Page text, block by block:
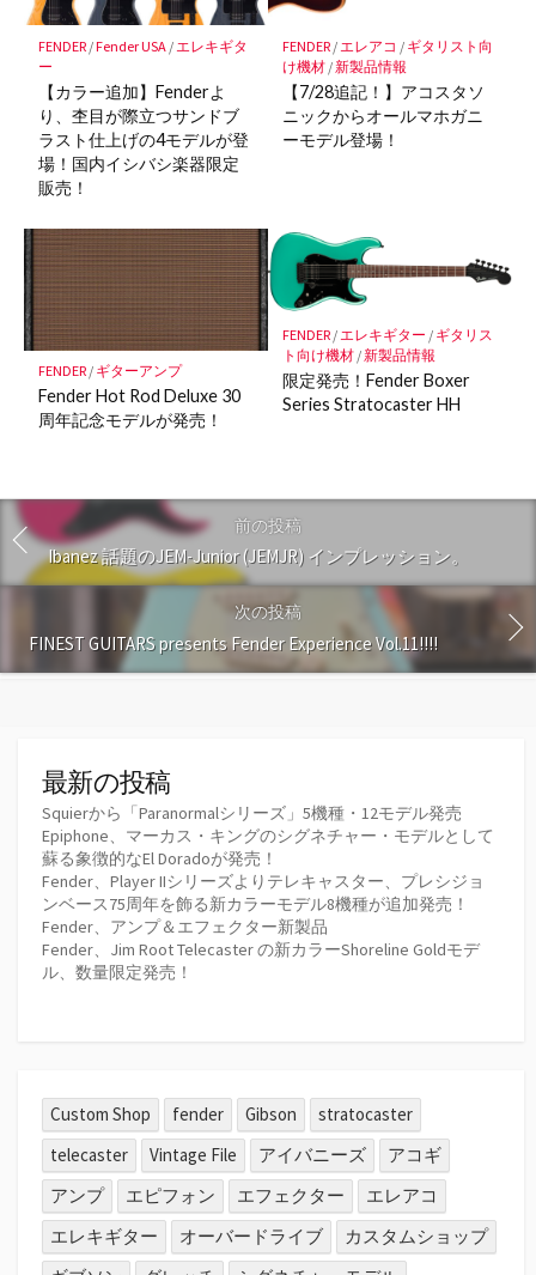
FENDER/Fender USA / エレキギタ
ー
【カラー追加】Fenderよ
り、杢目が際立つサンドブ
ラスト仕上げの4モデルが登
場！国内イシバシ楽器限定
販売！
FENDER/ エレアコ / ギタリスト向
け機材/新製品情報
【7/28追記！】アコスタソ
ニックからオールマホガニ
ーモデル登場！
FENDER/ ギターアンプ
Fender Hot Rod Deluxe 30
周年記念モデルが発売！
FENDER/エレキギター / ギタリス
ト向け機材/新製品情報
限定発売！Fender Boxer
Series Stratocaster HH
前の投稿
Ibanez 話題のJEM-Junior (JEMJR) インプレッション。
次の投稿
FINEST GUITARS presents Fender Experience Vol.11!!!!
最新の投稿
Squierから「Paranormalシリーズ」5機種・12モデル発売
Epiphone、マーカス・キングのシグネチャー・モデルとして
蘇る象徴的なEl Doradoが発売！
Fender、Player IIシリーズよりテレキャスター、プレシジョ
ンベース75周年を飾る新カラーモデル8機種が追加発売！
Fender、アンプ＆エフェクター新製品
Fender、Jim Root Telecaster の新カラーShoreline Goldモデ
ル、数量限定発売！
Custom Shop fender Gibson
stratocaster
telecaster
Vintage File アイバニーズ
アコギ
アンプ
エピフォン エフェクター
エレアコ
エレキギター
オーバードライブ
カスタムショップ